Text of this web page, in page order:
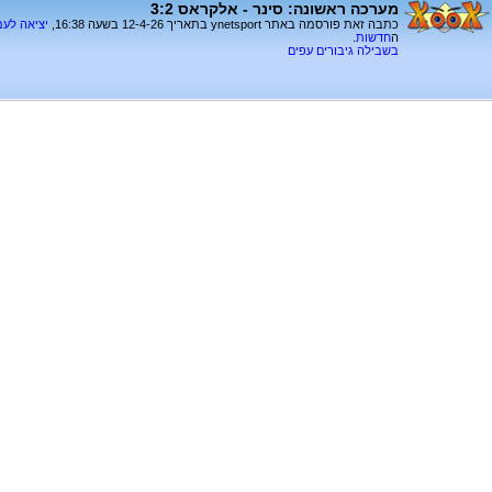
מערכה ראשונה: סינר - אלקראס 3:2
כתבה זאת פורסמה באתר ynetsport בתאריך 12-4-26 בשעה 16:38, יציאה
החדשות
בשבילה גיבורים עפים